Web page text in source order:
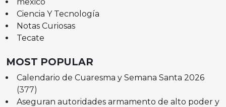
Ciencia Y Tecnología
Notas Curiosas
Tecate
MOST POPULAR
Calendario de Cuaresma y Semana Santa 2026
(377)
Aseguran autoridades armamento de alto poder y